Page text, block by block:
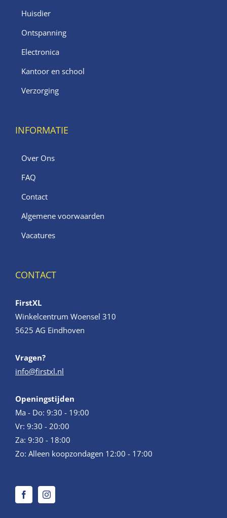
Huisdier
Ontspanning
Electronica
Kantoor en school
Verzorging
INFORMATIE
Over Ons
FAQ
Contact
Algemene voorwaarden
Vacatures
CONTACT
FirstXL
Winkelcentrum Woensel 310
5625 AG Eindhoven
Vragen?
info@firstxl.nl
Openingstijden
Ma - Do: 9:30 - 19:00
Vr: 9:30 - 20:00
Za: 9:30 - 18:00
Zo: Alleen koopzondagen 12:00 - 17:00